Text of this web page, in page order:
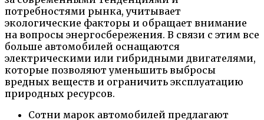
потребностями рынка, учитывает
экологические факторы и обращает внимание
на вопросы энергосбережения. В связи с этим все
больше автомобилей оснащаются
электрическими или гибридными двигателями,
которые позволяют уменьшить выбросы
вредных веществ и ограничить эксплуатацию
природных ресурсов.
Сотни марок автомобилей предлагают